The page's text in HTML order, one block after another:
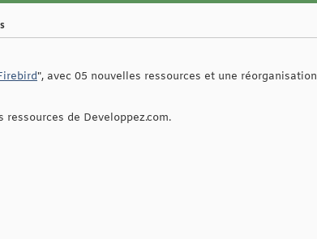
", avec 05 nouvelles ressources et une réorganisation
de Developpez.com.